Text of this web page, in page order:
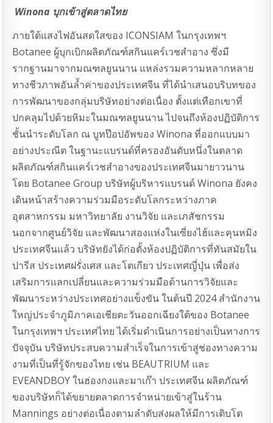
Winona บุกเข้าสู่ตลาดไทย
ภายใต้แสงไฟอันสดใสของ ICONSIAM ในกรุงเทพฯ
Botanee ผู้บุกเบิกผลิตภัณฑ์สกินแคร์เวชสำอาง ซึ่งมี
รากฐานมาจากมณฑลยูนนาน แหล่งรวมความหลากหลาย
ทางชีวภาพอันล้ำค่าของประเทศจีน ที่ได้นำเสนอบริบทของ
การพัฒนาของกลุ่มบริษัทอย่างต่อเนื่อง ตั้งแต่เทือกเขาที่
ปกคลุมไปด้วยหิมะในมณฑลยูนนาน ไปจนถึงห้องปฏิบัติการ
ชั้นนำระดับโลก ณ บูทป๊อปอัพของ Winona ที่ออกแบบมา
อย่างประณีต ในฐานะแบรนด์ที่ครองอันดับหนึ่งในตลาด
ผลิตภัณฑ์สกินแคร์เวชสำอางของประเทศจีนมายาวนาน
โดย Botanee Group บริษัทผู้บริหารแบรนด์ Winona ยังคง
เดินหน้าสร้างความร่วมมือระดับโลกระหว่างภาค
อุตสาหกรรม มหาวิทยาลัย งานวิจัย และเภสัชกรรม
นอกจากศูนย์วิจัย และพัฒนาสองแห่งในเซี่ยงไฮ้และคุนหมิง
ประเทศจีนแล้ว บริษัทยังได้ก่อตั้งห้องปฏิบัติการที่ทันสมัยใน
ปารีส ประเทศฝรั่งเศส และโตเกียว ประเทศญี่ปุ่น เพื่อส่ง
เสริมการแลกเปลี่ยนและความร่วมมือด้านการวิจัยและ
พัฒนาระหว่างประเทศอย่างแข็งขัน ในต้นปี 2024 สำนักงาน
ใหญ่ประจำภูมิภาคเอเชียตะวันออกเฉียงใต้ของ Botanee
ในกรุงเทพฯ ประเทศไทย ได้เริ่มดำเนินการอย่างเป็นทางการ
ปัจจุบัน บริษัทประสบความสำเร็จในการเข้าสู่ช่องทางความ
งามที่เป็นที่รู้จักของไทย เช่น BEAUTRIUM และ
EVEANDBOY ในฮ่องกงและมาเก๊า ประเทศจีน ผลิตภัณฑ์
ของบริษัทก็ได้ขยายตลาดการจำหน่ายเข้าสู่ในร้าน
Mannings อย่างต่อเนื่องตามลำดับส่งผลให้มีการเติบโต